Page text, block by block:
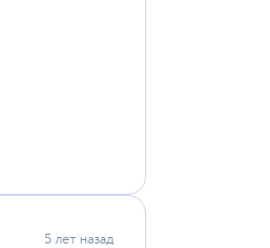
5 лет назад